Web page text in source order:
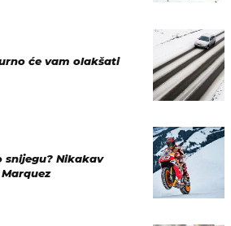
će vam olakšati
snijegu? Nikakav